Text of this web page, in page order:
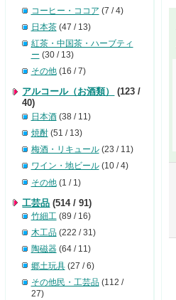
コーヒー・ココア (7 / 4)
日本茶(47 / 13)
紅茶・中国茶・ハーブティ
ー (30 / 13)
その他(16 / 7)
アルコール（お酒類）
(123 /
40)
日本酒(38 / 11)
焼酎(51 / 13)
梅酒・リキュール(23 / 11)
ワイン・地ビール(10 / 4)
その他(1 / 1)
工芸品 (514 / 91)
竹細工(89 / 16)
木工品(222 / 31)
陶磁器(64 / 11)
郷土玩具(27 / 6)
その他民・工芸品(112 /
27)